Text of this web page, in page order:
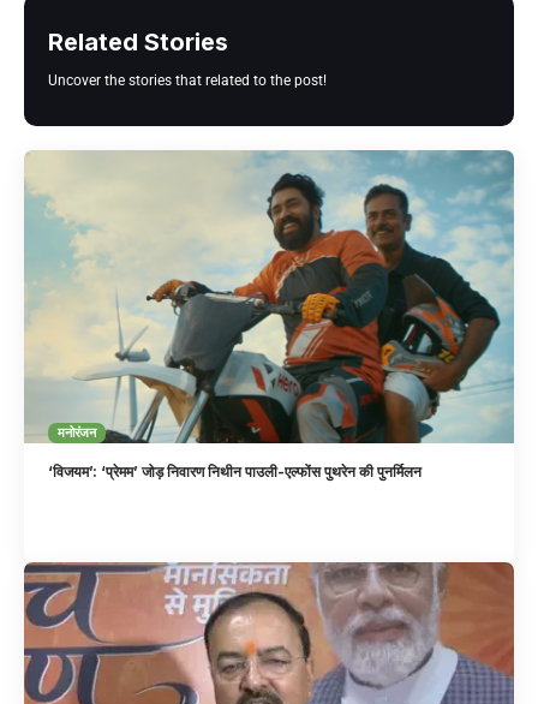
Related Stories
Uncover the stories that related to the post!
मनोरंजन
‘विजयम’: ‘प्रेमम’ जोड़ निवारण निथीन पाउली-एल्फोंस पुथरेन की पुनर्मिलन